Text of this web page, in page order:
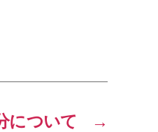
→
について